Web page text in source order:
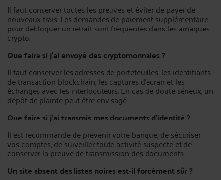
Il faut conserver toutes les preuves et éviter de payer de
nouveaux frais. Les demandes de paiement supplémentaire
pour débloquer un retrait sont fréquentes dans les arnaques
crypto.
Que faire si j’ai envoyé des cryptomonnaies ?
Il faut conserver les adresses de portefeuilles, les identifiants
de transaction blockchain, les captures d’écran et les
échanges avec les interlocuteurs. En cas de doute sérieux, un
dépôt de plainte peut être envisagé.
Que faire si j’ai transmis mes documents d’identité ?
Il est recommandé de prévenir votre banque, de sécuriser
vos comptes, de surveiller toute activité suspecte et de
conserver la preuve de transmission des documents.
Un site absent des listes noires est-il forcément sûr ?